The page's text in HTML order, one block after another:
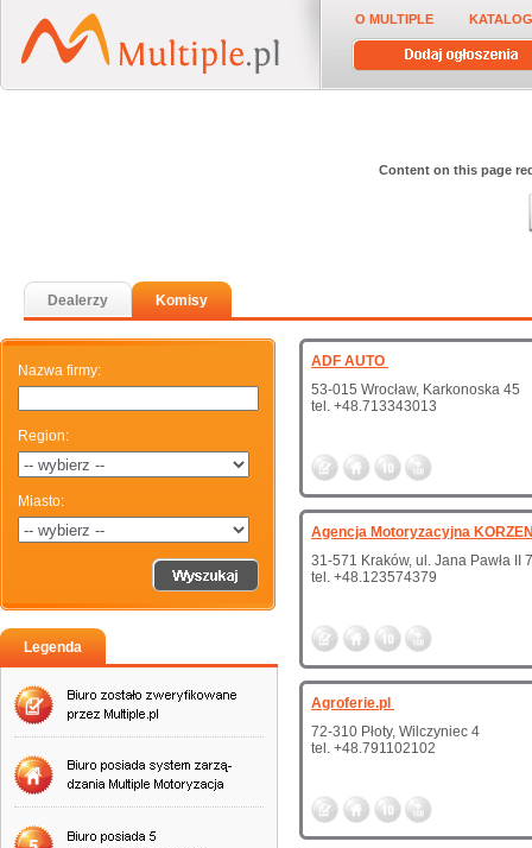
O MULTIPLE
Content on this page
Dealerzy Komisy
Nazwa firmy:
Region:
Miasto:
Legenda
ADF AUTO
53-015 Wrocław, Karkonoska 45
tel. +48.713343013
Agencja Motoryzacyjna
31-571 Kraków, ul. Jana Pawła II
tel. +48.123574379
Agroferie.pl
72-310 Płoty, Wilczyniec 4
tel. +48.791102102